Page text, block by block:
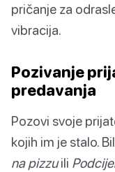
pričanje za
vibracija.
Pozivanje
predavanja
Pozovi svoje
kojih im je stalo.
na pizzuili